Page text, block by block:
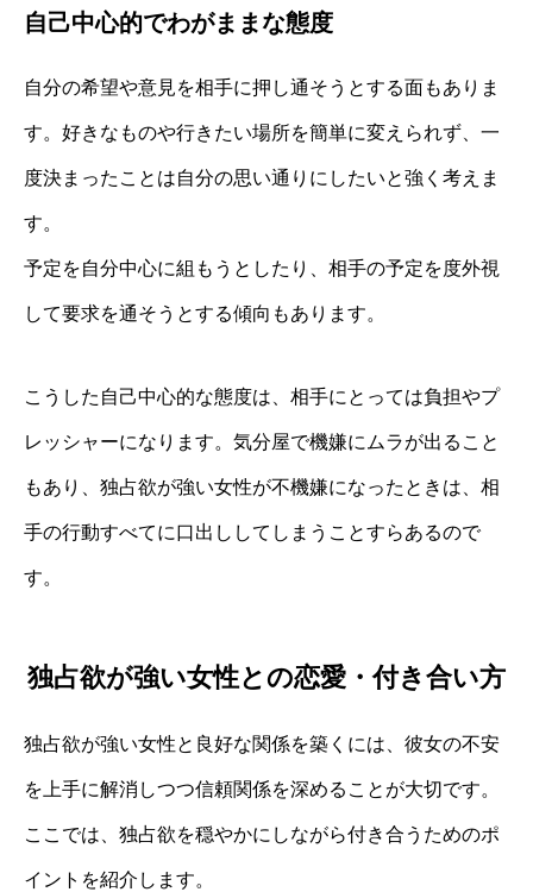
自己中心的でわがままな態度
自分の希望や意見を相手に押し通そうとする面もありま
す。好きなものや行きたい場所を簡単に変えられず、一
度決まったことは自分の思い通りにしたいと強く考えま
す。
予定を自分中心に組もうとしたり、相手の予定を度外視
して要求を通そうとする傾向もあります。
こうした自己中心的な態度は、相手にとっては負担やプ
レッシャーになります。気分屋で機嫌にムラが出ること
もあり、独占欲が強い女性が不機嫌になったときは、相
手の行動すべてに口出ししてしまうことすらあるので
す。
独占欲が強い女性との恋愛・付き合い方
独占欲が強い女性と良好な関係を築くには、彼女の不安
を上手に解消しつつ信頼関係を深めることが大切です。
ここでは、独占欲を穏やかにしながら付き合うためのポ
イントを紹介します。